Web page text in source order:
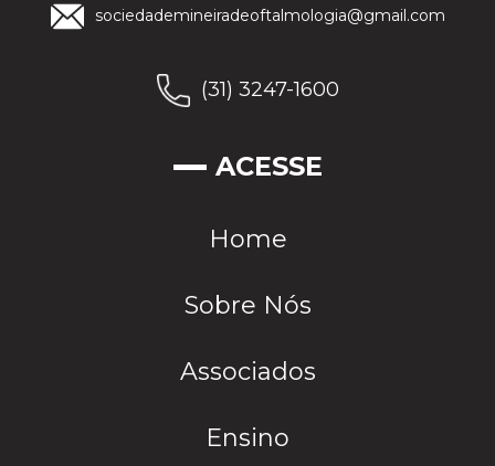
sociedademineiradeoftalmologia@gmail.com
(31) 3247-1600
ACESSE
Home
Sobre Nós
Associados
Ensino